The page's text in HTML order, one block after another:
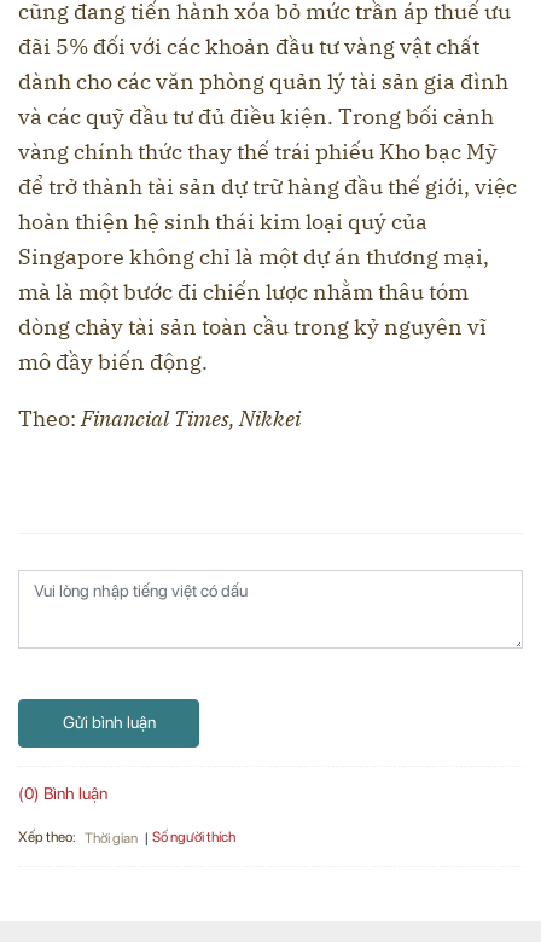
cũng đang tiến hành xóa bỏ mức trần áp thuế ưu
đãi 5% đối với các khoản đầu tư vàng vật chất
dành cho các văn phòng quản lý tài sản gia đình
và các quỹ đầu tư đủ điều kiện. Trong bối cảnh
vàng chính thức thay thế trái phiếu Kho bạc Mỹ
để trở thành tài sản dự trữ hàng đầu thế giới, việc
hoàn thiện hệ sinh thái kim loại quý của
Singapore không chỉ là một dự án thương mại,
mà là một bước đi chiến lược nhằm thâu tóm
dòng chảy tài sản toàn cầu trong kỷ nguyên vĩ
mô đầy biến động.
Theo: Financial Times, Nikkei
Gửi bình luận
(0) Bình luận
Xếp theo: Thời gian Số người thích